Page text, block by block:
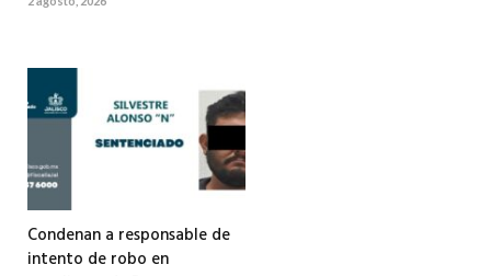
Condenan a responsable de
intento de robo en